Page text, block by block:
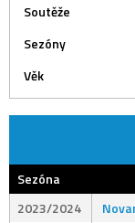
Soutěže
Sezóny
Věk
Sezóna
2023/2024